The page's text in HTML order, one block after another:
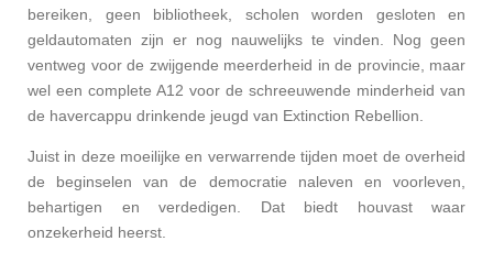
bereiken, geen bibliotheek, scholen worden gesloten en
geldautomaten zijn er nog nauwelijks te vinden. Nog geen
ventweg voor de zwijgende meerderheid in de provincie, maar
wel een complete A12 voor de schreeuwende minderheid van
de havercappu drinkende jeugd van Extinction Rebellion.
Juist in deze moeilijke en verwarrende tijden moet de overheid
de beginselen van de democratie naleven en voorleven,
behartigen en verdedigen. Dat biedt houvast waar
onzekerheid heerst.